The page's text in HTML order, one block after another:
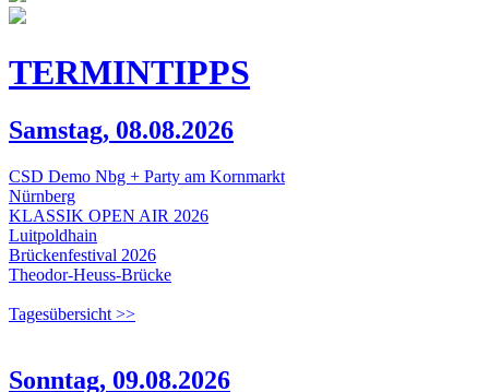
TERMINTIPPS
Samstag, 08.08.2026
CSD Demo Nbg + Party am Kornmarkt
Nürnberg
KLASSIK OPEN AIR 2026
Luitpoldhain
Brückenfestival 2026
Theodor-Heuss-Brücke
Tagesübersicht >>
Sonntag, 09.08.2026